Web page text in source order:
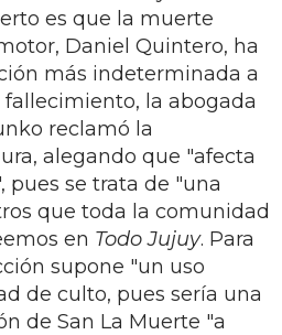
es que la muerte
Daniel Quintero, ha
más indeterminada a
fallecimiento, la abogada
reclamó la
alegando que "afecta
pues se trata de "una
que toda la comunidad
en Todo Jujuy. Para
supone "un uso
de culto, pues sería una
de San La Muerte "a